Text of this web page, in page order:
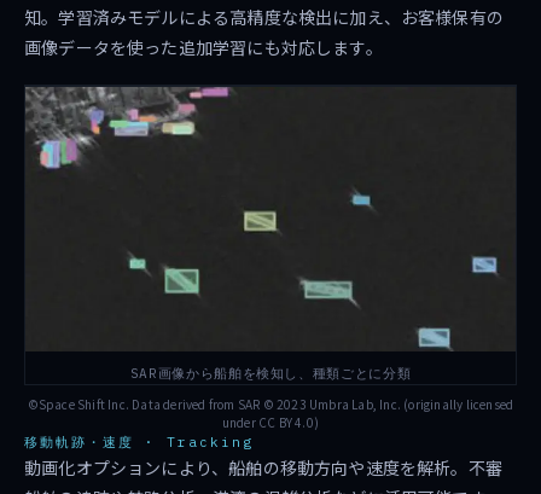
知。学習済みモデルによる高精度な検出に加え、お客様保有の
画像データを使った追加学習にも対応します。
SAR画像から船舶を検知し、種類ごとに分類
©Space Shift Inc. Data derived from SAR © 2023 Umbra Lab, Inc. (originally licensed
under CC BY 4.0)
移動軌跡・速度 · Tracking
動画化オプションにより、船舶の移動方向や速度を解析。不審